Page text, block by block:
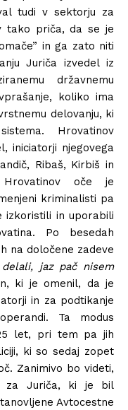
tudi v sektorju za
tako priča, da se je
in ga zato niti
Juriča izvedel iz
državnemu
koliko ima
delovanju, ki
Hrovatinov
iniciatorji njegovega
Ribaš, Kirbiš in
oče je
kriminalisti pa
izkoristili in uporabili
Po besedah
na določene zadeve
jaz pač nisem
ki je omenil, da je
in za podtikanje
Ta modus
let, pri tem pa jih
ki so sedaj zopet
Zanimivo bo videti,
za Juriča, ki je bil
Avtocestne